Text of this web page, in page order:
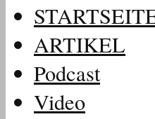
ARTIKEL
Podcast
Video